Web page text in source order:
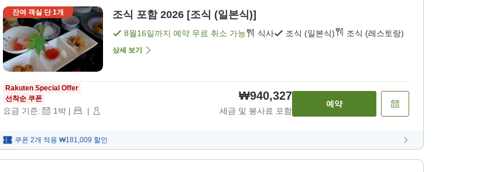
잔여 객실 단1개 조식 포함 2026 [조식 (일본식)]
8월16일까지 예약 무료 취소 가능 식사 조식 (일본식) 조식 (레스토랑)
상세 보기
Rakuten Special Offer
선착순 쿠폰
요금 기준: 1박 | |
₩940,327
세금 및 봉사료 포함
예약
쿠폰 2개 적용 ₩181,009 할인